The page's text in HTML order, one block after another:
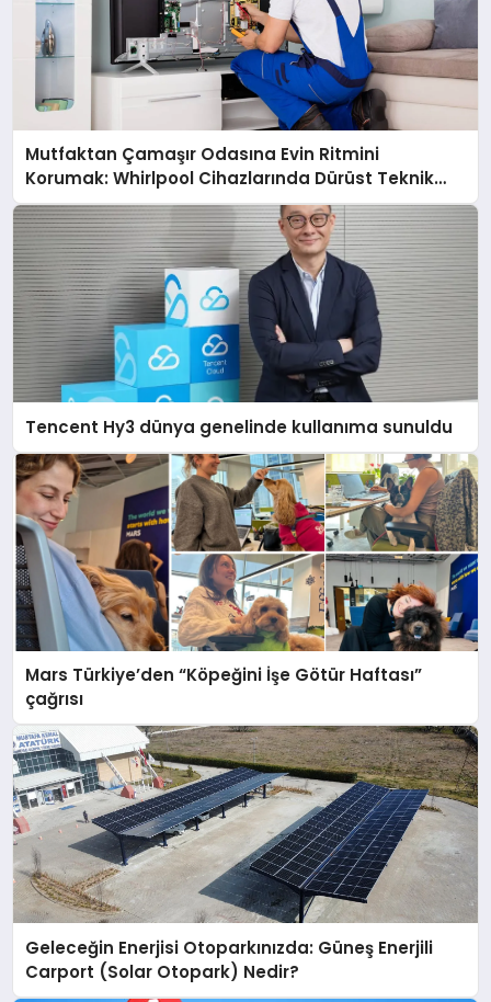
Mutfaktan Çamaşır Odasına Evin Ritmini
Korumak: Whirlpool Cihazlarında Dürüst Teknik
Destek Deneyimi
Tencent Hy3 dünya genelinde kullanıma sunuldu
Mars Türkiye’den “Köpeğini İşe Götür Haftası”
çağrısı
Geleceğin Enerjisi Otoparkınızda: Güneş Enerjili
Carport (Solar Otopark) Nedir?